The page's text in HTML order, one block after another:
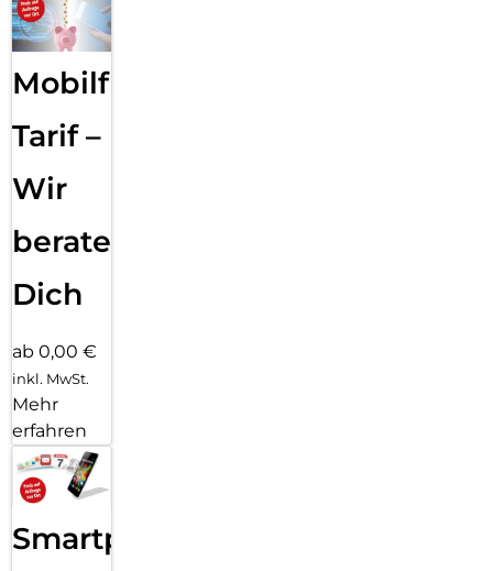
Mobilfunk
Tarif –
Wir
beraten
Dich
ab 0,00 €
inkl. MwSt.
Mehr
erfahren
Smartphone